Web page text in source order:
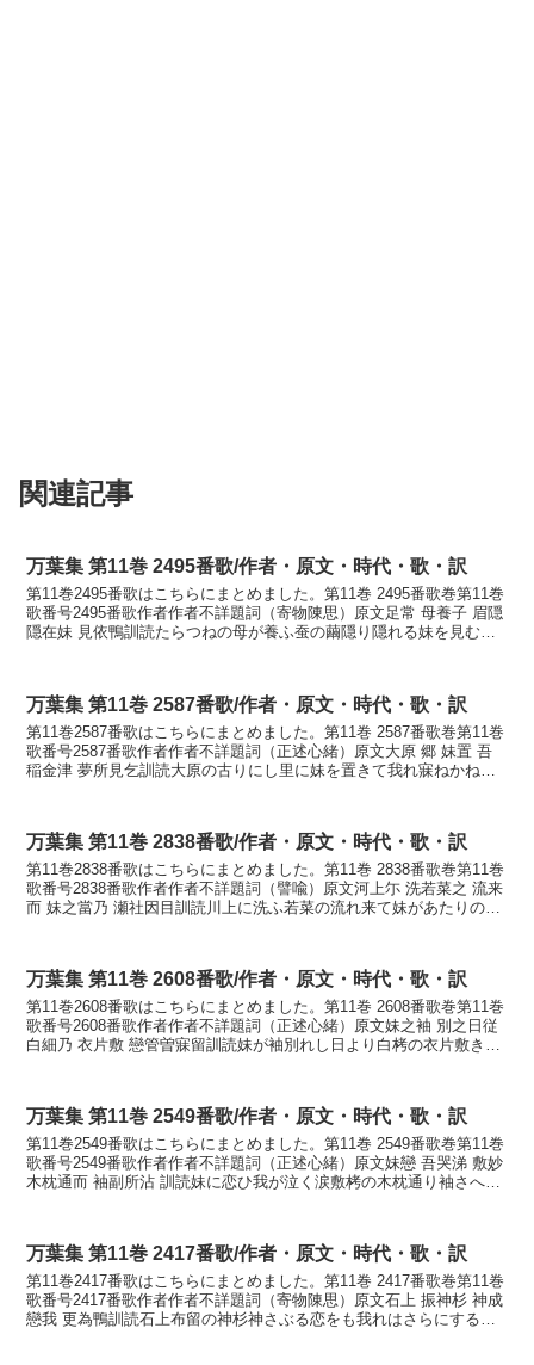
関連記事
万葉集 第11巻 2495番歌/作者・原文・時代・歌・訳
第11巻2495番歌はこちらにまとめました。第11巻 2495番歌巻第11巻
歌番号2495番歌作者作者不詳題詞（寄物陳思）原文足常 母養子 眉隠
隠在妹 見依鴨訓読たらつねの母が養ふ蚕の繭隠り隠れる妹を見むよ
万葉集 第11巻 2587番歌/作者・原文・時代・歌・訳
第11巻2587番歌はこちらにまとめました。第11巻 2587番歌巻第11巻
歌番号2587番歌作者作者不詳題詞（正述心緒）原文大原 郷 妹置 吾
稲金津 夢所見乞訓読大原の古りにし里に妹を置きて我れ寐ねかねつ
万葉集 第11巻 2838番歌/作者・原文・時代・歌・訳
第11巻2838番歌はこちらにまとめました。第11巻 2838番歌巻第11巻
歌番号2838番歌作者作者不詳題詞（譬喩）原文河上尓 洗若菜之 流来
而 妹之當乃 瀬社因目訓読川上に洗ふ若菜の流れ来て妹があたりの瀬
万葉集 第11巻 2608番歌/作者・原文・時代・歌・訳
第11巻2608番歌はこちらにまとめました。第11巻 2608番歌巻第11巻
歌番号2608番歌作者作者不詳題詞（正述心緒）原文妹之袖 別之日従
白細乃 衣片敷 戀管曽寐留訓読妹が袖別れし日より白栲の衣片敷き恋
万葉集 第11巻 2549番歌/作者・原文・時代・歌・訳
第11巻2549番歌はこちらにまとめました。第11巻 2549番歌巻第11巻
歌番号2549番歌作者作者不詳題詞（正述心緒）原文妹戀 吾哭涕 敷妙
木枕通而 袖副所沾 訓読妹に恋ひ我が泣く涙敷栲の木枕通り袖さへ濡
万葉集 第11巻 2417番歌/作者・原文・時代・歌・訳
第11巻2417番歌はこちらにまとめました。第11巻 2417番歌巻第11巻
歌番号2417番歌作者作者不詳題詞（寄物陳思）原文石上 振神杉 神成
戀我 更為鴨訓読石上布留の神杉神さぶる恋をも我れはさらにするか